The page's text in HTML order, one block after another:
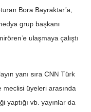
Bora Bayraktar’a,
grup başkanı
ulaşmaya çalıştı
yanı sıra CNN Türk
meclisi üyeleri arasında
yaptığı vb. yayınlar da